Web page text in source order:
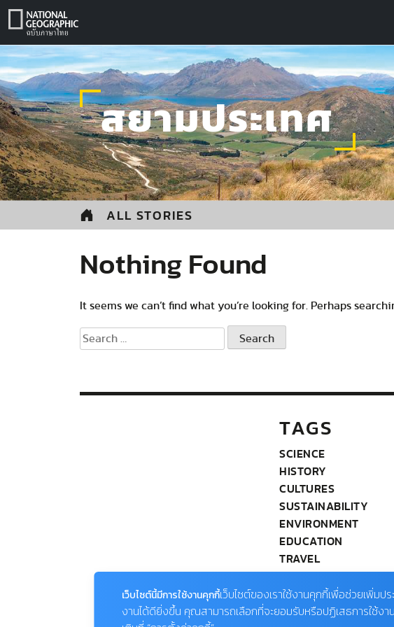
Skip
สยามประเทศ
ALL STORIES
Nothing Found
It seems we can’t find what you’re looking for. Perhaps
Search
for:
TAGS
SCIENCE
HISTORY
CULTURES
SUSTAINABILITY
ENVIRONMENT
EDUCATION
TRAVEL
PHOTOGRAPHY
WILDLIFE
OUR TEAM
เว็บไซต์นี้มีการใช้งานคุกกี้เว็บไซต์ของเราใช้งานคุกกี้เพื่อช่วยเพิ่มป
งานได้ดียิ่งขึ้น คุณสามารถเลือกที่จะยอมรับหรือปฏิเสธการใช้งา